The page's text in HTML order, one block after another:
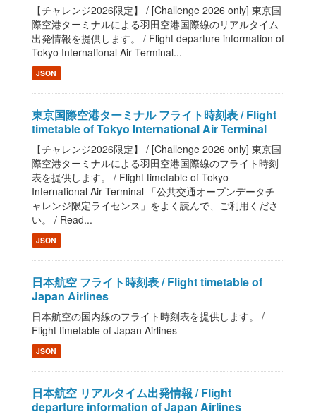
【チャレンジ2026限定】 / [Challenge 2026 only] 東京国
際空港ターミナルによる羽田空港国際線のリアルタイム
出発情報を提供します。 / Flight departure information of
Tokyo International Air Terminal...
JSON
東京国際空港ターミナル フライト時刻表 / Flight
timetable of Tokyo International Air Terminal
【チャレンジ2026限定】 / [Challenge 2026 only] 東京国
際空港ターミナルによる羽田空港国際線のフライト時刻
表を提供します。 / Flight timetable of Tokyo
International Air Terminal 「公共交通オープンデータチ
ャレンジ限定ライセンス」をよく読んで、ご利用くださ
い。 / Read...
JSON
日本航空 フライト時刻表 / Flight timetable of
Japan Airlines
日本航空の国内線のフライト時刻表を提供します。 /
Flight timetable of Japan Airlines
JSON
日本航空 リアルタイム出発情報 / Flight
departure information of Japan Airlines